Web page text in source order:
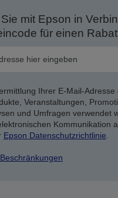
mit Epson in
für einen
Ihrer E-Mail-
Veranstaltungen,
und Umfragen verwendet
Kommunikation
Epson Datenschutzrichtlinie